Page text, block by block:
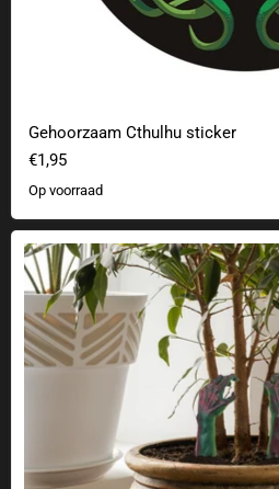
Gehoorzaam Cthulhu sticker
€1,95
Op voorraad
Zombie handen decoratie voor